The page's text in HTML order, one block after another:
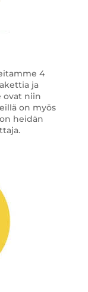
4
ja
ovat niin
on myös
heidän